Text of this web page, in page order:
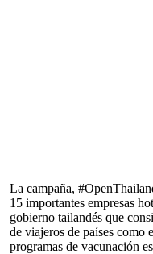
La campaña,
15 importantes empresas
gobierno tailandés que
de viajeros de países
programas de vacunación